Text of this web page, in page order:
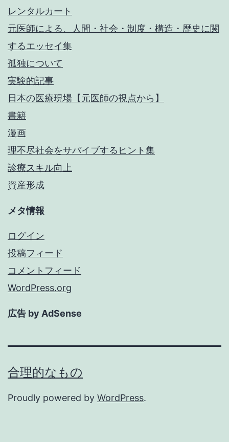
レンタルカート
元医師による、人間・社会・制度・構造・歴史に関
するエッセイ集
孤独について
実験的記事
日本の医療現場【元医師の視点から】
書籍
漫画
理不尽社会をサバイブするヒント集
診療スキル向上
資産形成
メタ情報
ログイン
投稿フィード
コメントフィード
WordPress.org
広告 by AdSense
合理的なもの
Proudly powered by WordPress.